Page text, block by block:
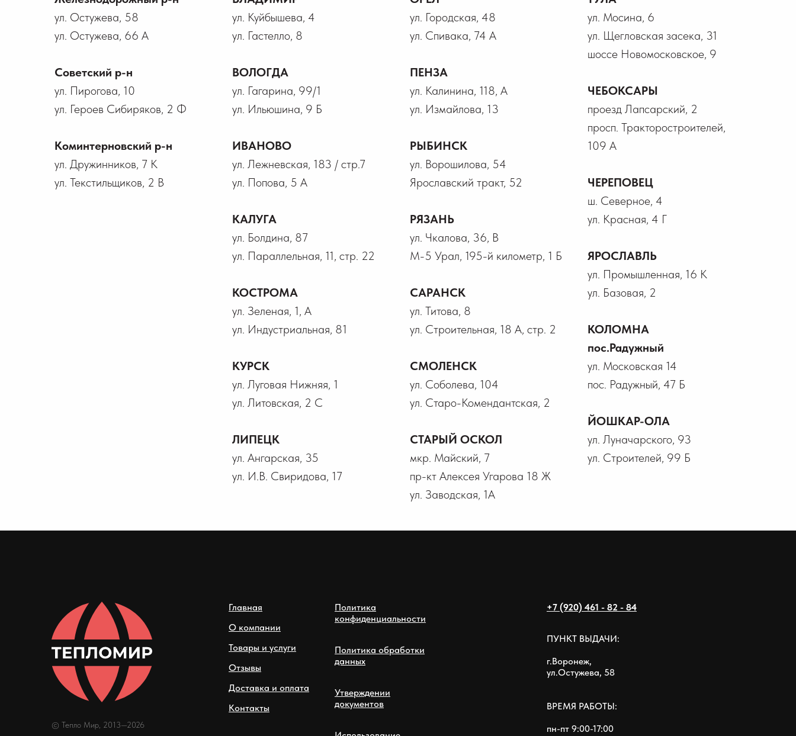
ул. Остужева, 58
ул. Остужева, 66 А
Советский р-н
ул. Пирогова, 10
ул. Героев Сибиряков, 2 Ф
Коминтерновский р-н
ул. Дружинников, 7 К
ул. Текстильщиков, 2 В
ул. Куйбышева, 4
ул. Гастелло, 8
ВОЛОГДА
ул. Гагарина, 99/1
ул. Ильюшина, 9 Б
ИВАНОВО
ул. Лежневская, 183 / стр.7
ул. Попова, 5 А
КАЛУГА
ул. Болдина, 87
ул. Параллельная, 11, стр. 22
КОСТРОМА
ул. Зеленая, 1, А
ул. Индустриальная, 81
КУРСК
ул. Луговая Нижняя, 1
ул. Литовская, 2 С
ЛИПЕЦК
ул. Ангарская, 35
ул. И.В. Свиридова, 17
ул. Городская, 48
ул. Спивака, 74 А
ПЕНЗА
ул. Калинина, 118, А
ул. Измайлова, 13
РЫБИНСК
ул. Ворошилова, 54
Ярославский тракт, 52
РЯЗАНЬ
ул. Чкалова, 36, В
М-5 Урал, 195-й километр, 1 Б
САРАНСК
ул. Титова, 8
ул. Строительная, 18 А, стр. 2
СМОЛЕНСК
ул. Соболева, 104
ул. Старо-Комендантская, 2
СТАРЫЙ ОСКОЛ
мкр. Майский, 7
пр-кт Алексея Угарова 18 Ж
ул. Заводская, 1А
ул. Мосина, 6
ул. Щегловская засека, 31
шоссе Новомосковское, 9
ЧЕБОКСАРЫ
проезд Лапсарский, 2
просп. Тракторостроителей,
109 А
ЧЕРЕПОВЕЦ
ш. Северное, 4
ул. Красная, 4 Г
ЯРОСЛАВЛЬ
ул. Промышленная, 16 К
ул. Базовая, 2
КОЛОМНА
пос.Радужный
ул. Московская 14
пос. Радужный, 47 Б
ЙОШКАР-ОЛА
ул. Луначарского, 93
ул. Строителей, 99 Б
© Тепло Мир, 2013—2026
Главная
О компании
Товары и услуги
Отзывы
Доставка и оплата
Контакты
Политика
конфиденциальности
Политика обработки
данных
Утверждении
документов
+7 (920) 461 - 82 - 84
ПУНКТ ВЫДАЧИ:
г.Воронеж,
ул.Остужева, 58
ВРЕМЯ РАБОТЫ:
пн-пт 9:00-17:00